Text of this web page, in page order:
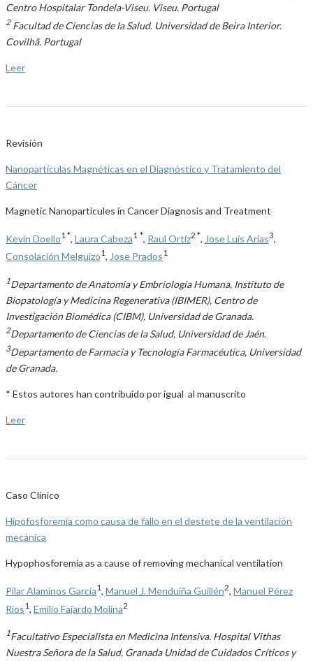
Centro Hospitalar Tondela-Viseu. Viseu. Portugal
2Facultad de Ciencias de la Salud. Universidad de Beira Interior.
Covilhã. Portugal
Leer
Revisión
Nanopartículas Magnéticas en el Diagnóstico y Tratamiento del
Cáncer
Magnetic Nanoparticules in Cancer Diagnosis and Treatment
Kevin Doello1 * Laura Cabeza1 * Raul Ortiz2 * Jose Luis Arias3
Consolación Melguizo1, Jose Prados1
1Departamento de Anatomía y Embriología Humana, Instituto de
Biopatología y Medicina Regenerativa (IBIMER), Centro de
Investigación Biomédica (CIBM), Universidad de Granada.
2Departamento de Ciencias de la Salud, Universidad de Jaén.
3Departamento de Farmacia y Tecnología Farmacéutica, Universidad
de Granada.
* Estos autores han contribuido por igual al manuscrito
Leer
Caso Clínico
Hipofosforemia como causa de fallo en el destete de la ventilación
mecánica
Hypophosforemia as a cause of removing mechanical ventilation
Pilar Alaminos García1, Manuel J. Menduiña Guillén2, Manuel Pérez
Rios1 Emilio Fajardo Molina2
1Facultativo Especialista en Medicina Intensiva. Hospital Vithas
Nuestra Señora de la Salud, Granada Unidad de Cuidados Críticos y